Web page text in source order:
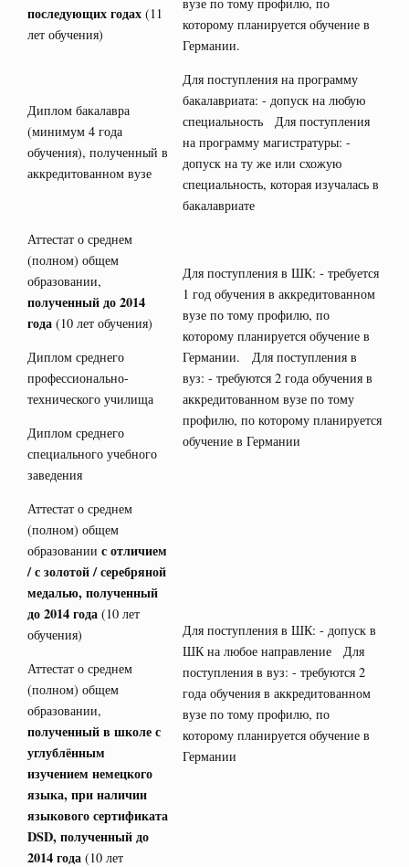
последующих годах (11
лет обучения)
которому планируется обучение в
Германии.
Диплом бакалавра
(минимум 4 года
обучения), полученный в
аккредитованном вузе
Для поступления на программу
бакалавриата: - допуск на любую
специальность Для поступления
на программу магистратуры: -
допуск на ту же или схожую
специальность, которая изучалась в
бакалавриате
Аттестат о среднем
(полном) общем
образовании,
полученный до 2014
года (10 лет обучения)
Для поступления в ШК: - требуется
1 год обучения в аккредитованном
вузе по тому профилю, по
которому планируется обучение в
Германии. Для поступления в
вуз: - требуются 2 года обучения в
аккредитованном вузе по тому
профилю, по которому планируется
обучение в Германии
Диплом среднего
профессионально-
технического училища
Диплом среднего
специального учебного
заведения
Аттестат о среднем
(полном) общем
образовании с отличием
/ с золотой / серебряной
медалью, полученный
до 2014 года(10 лет
обучения)
Для поступления в ШК: - допуск в
ШК на любое направление Для
поступления в вуз: - требуются 2
года обучения в аккредитованном
вузе по тому профилю, по
которому планируется обучение в
Германии
Аттестат о среднем
(полном) общем
образовании,
полученный в школе с
углублённым
изучением немецкого
языка, при наличии
языкового сертификата
DSD, полученный до
2014 года(10 лет